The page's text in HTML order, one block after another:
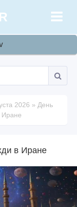
2026 » День
в Иране